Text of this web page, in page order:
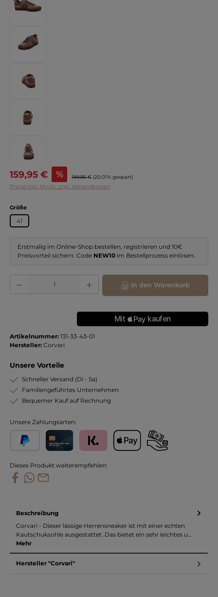
Verkaufspreis:
159,95 € % Regulärer Preis:
199,95 € (20.01% gespart)
Preise inkl. MwSt. zzgl. Versandkosten
Größeauswählen
41
Erstmalig im Online-Shop bestellen, registrieren und 10€
Preisvorteil sichern. Code NEW10 im Bestellprozess einlösen.
Produkt Anzahl: Gib den gewünschten Wert ein oder benutze die
In den Warenkorb
Artikelnummer: 131-33-43-01
Hersteller: Corvari
Unsere Vorteile
Schneller Versand (Di - Sa)
Familiengeführtes Unternehmen
Bequemer Kauf auf Rechnung
Unsere Zahlungsarten:
Dieses Produkt weiterempfehlen:
Beschreibung
Corvari - Dieser lässige Herrensneaker ist mit einer echten
Kautschuksohle ausgestattet. Das bietet ein sehr leichtes u…
Mehr
Hersteller "Corvari"